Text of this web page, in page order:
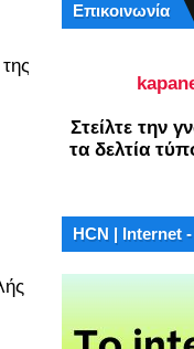
Επικοινωνία
Στείλτε την
τα δελτία
HCN | Internet